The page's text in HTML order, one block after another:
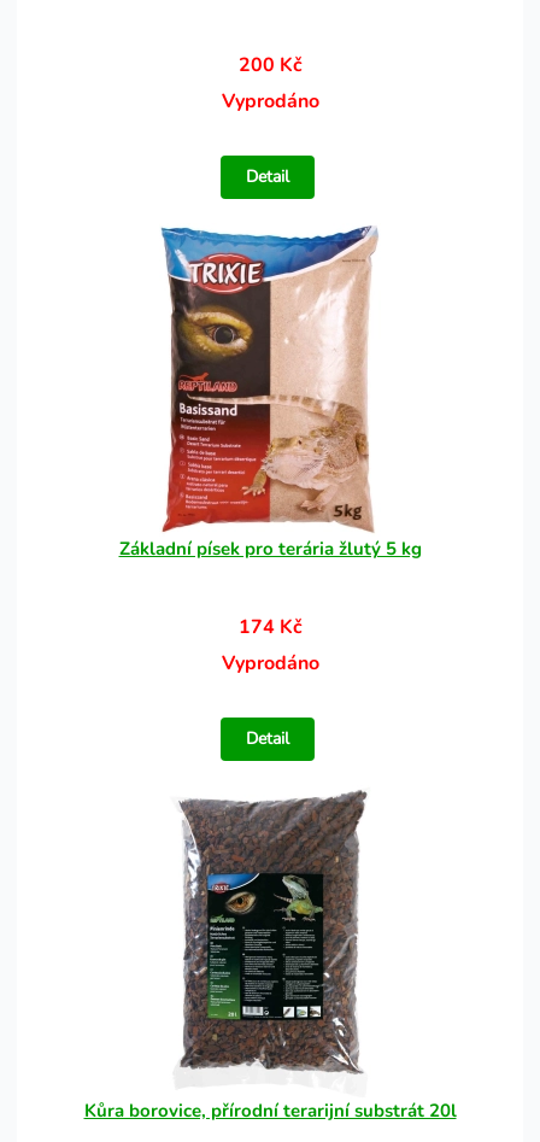
200 Kč
Vyprodáno
Detail
Základní písek pro terária žlutý 5 kg
174 Kč
Vyprodáno
Detail
Kůra borovice, přírodní terarijní substrát 20l